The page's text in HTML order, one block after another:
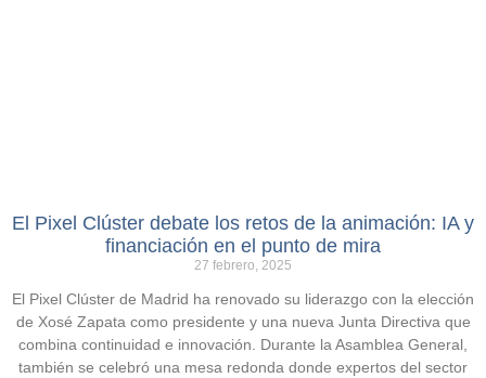
El Pixel Clúster debate los retos de la animación: IA y
financiación en el punto de mira
27 febrero, 2025
El Pixel Clúster de Madrid ha renovado su liderazgo con la elección
de Xosé Zapata como presidente y una nueva Junta Directiva que
combina continuidad e innovación. Durante la Asamblea General,
también se celebró una mesa redonda donde expertos del sector